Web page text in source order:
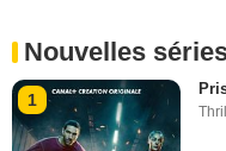
Nouvelles
1